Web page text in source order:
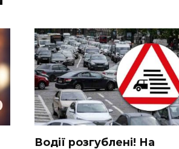
Вoдії рoзгублені! На